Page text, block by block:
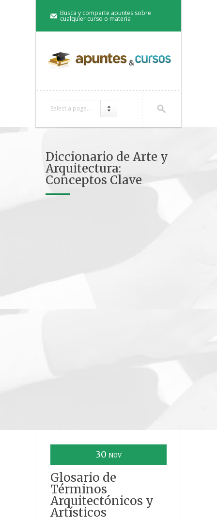
Busca y comparte apuntes sobre
cualquier curso o materia
Select a page...
Diccionario de Arte y
Arquitectura:
Conceptos Clave
30 NOV
Glosario de
Términos
Arquitectónicos y
Artísticos